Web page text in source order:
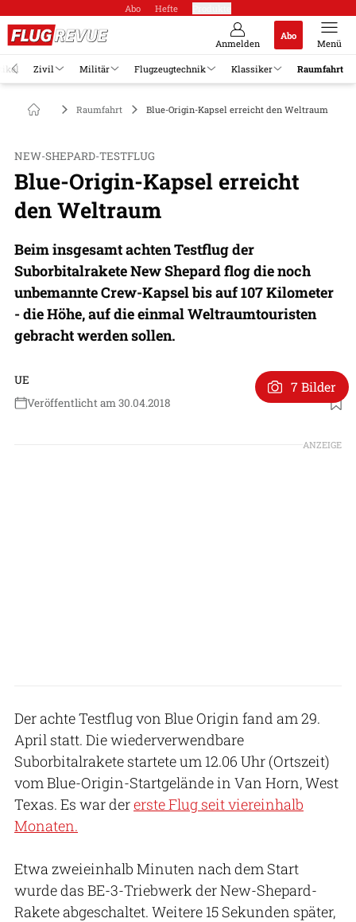
Abo Hefte
Anmelden
Abo
Menü
Zivil Militär Flugzeugtechnik Klassiker Raumfahrt
Raumfahrt Blue-Origin-Kapsel erreicht den Weltraum
NEW-SHEPARD-TESTFLUG
Blue-Origin-Kapsel erreicht
den Weltraum
Beim insgesamt achten Testflug der
Suborbitalrakete New Shepard flog die noch
unbemannte Crew-Kapsel bis auf 107 Kilometer
- die Höhe, auf die einmal Weltraumtouristen
gebracht werden sollen.
UE
Veröffentlicht am 30.04.2018
7 Bilder
ANZEIGE
Der achte Testflug von Blue Origin fand am 29.
April statt. Die wiederverwendbare
Suborbitalrakete startete um 12.06 Uhr (Ortszeit)
vom Blue-Origin-Startgelände in Van Horn, West
Texas. Es war dererste Flug seit viereinhalb
Monaten.
Etwa zweieinhalb Minuten nach dem Start
wurde das BE-3-Triebwerk der New-Shepard-
Rakete abgeschaltet. Weitere 15 Sekunden später,